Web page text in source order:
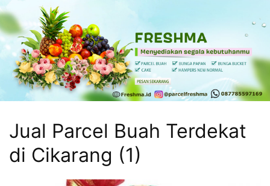
Skip
content
Freshma
Freshma
Parcel
Kasih
buat
keluarga
dan
Jual Parcel Buah Terdekat
di Cikarang (1)